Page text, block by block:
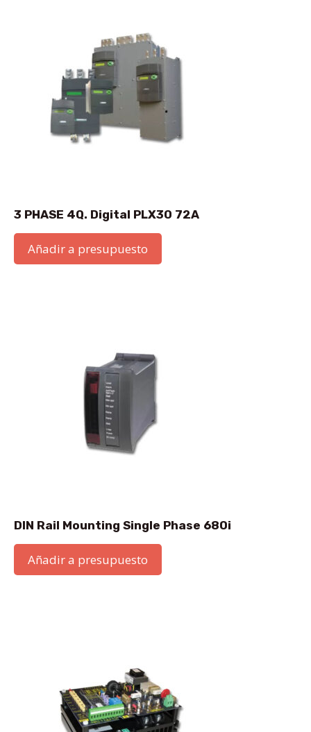
3 PHASE 4Q. Digital PLX30 72A
Añadir a presupuesto
DIN Rail Mounting Single Phase 680i
Añadir a presupuesto